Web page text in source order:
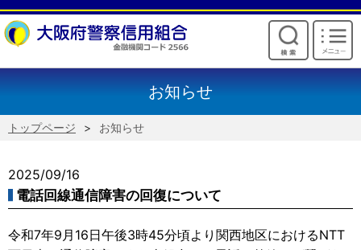
けいしんからのお願い
お知らせ
トップページ お知らせ
2025/09/16
電話回線通信障害の回復について
令和7年9月16日午後3時45分頃より関西地区におけるNTT